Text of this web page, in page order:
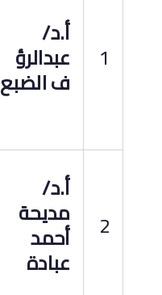
1
أ.د/
عبدالرؤ
ف الضبع
2
أ.د/
مديحة
أحمد
عبادة